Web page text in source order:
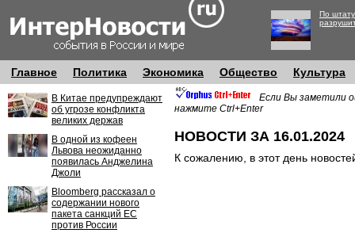
По
Главное Политика Экономика Общество Культура
В Китае предупреждают
об угрозе конфликта
великих держав
В одной из кофеен
Львова неожиданно
появилась Анджелина
Джоли
Bloomberg рассказал о
содержании нового
пакета санкций ЕС
против России
Если Вы заметили
нажмите Ctrl+Enter
НОВОСТИ ЗА 16.01.2024
К сожалению, в этот день